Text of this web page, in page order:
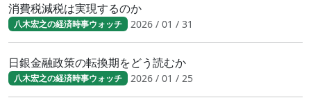
消費税減税は実現するのか
八木宏之の経済時事ウォッチ 2026 / 01 / 31
日銀金融政策の転換期をどう読むか
八木宏之の経済時事ウォッチ 2026 / 01 / 25